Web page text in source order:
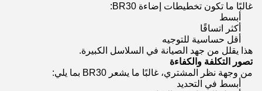
غالبًا ما تكون تخطيطات إضاءة BR30:
أبسط
أكثر اتساقًا
أقل حساسية للتوجيه
هذا يقلل من جهد الصيانة في السلاسل الكبيرة.
تصور التكلفة والكفاءة
من وجهة نظر المشتري، غالبًا ما يشعر BR30 بما يلي:
أبسط في التحديد